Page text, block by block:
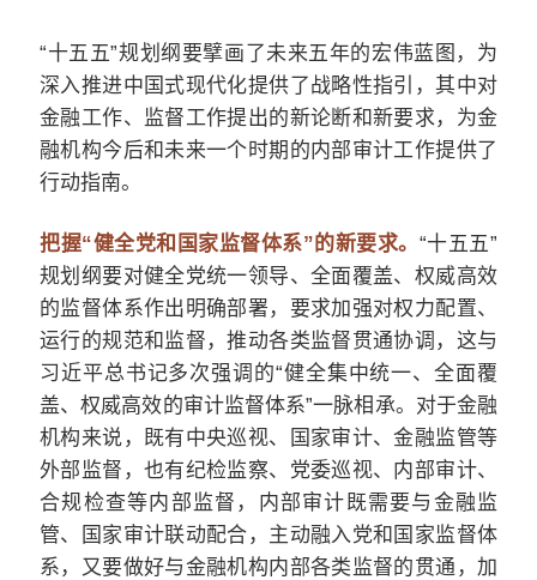
“十五五”规划纲要擘画了未来五年的宏伟蓝图，为
深入推进中国式现代化提供了战略性指引，其中对
金融工作、监督工作提出的新论断和新要求，为金
融机构今后和未来一个时期的内部审计工作提供了
行动指南。
把握“健全党和国家监督体系”的新要求。 “十五五”
规划纲要对健全党统一领导、全面覆盖、权威高效
的监督体系作出明确部署，要求加强对权力配置、
运行的规范和监督，推动各类监督贯通协调，这与
习近平总书记多次强调的“健全集中统一、全面覆
盖、权威高效的审计监督体系”一脉相承。对于金融
机构来说，既有中央巡视、国家审计、金融监管等
外部监督，也有纪检监察、党委巡视、内部审计、
合规检查等内部监督，内部审计既需要与金融监
管、国家审计联动配合，主动融入党和国家监督体
系，又要做好与金融机构内部各类监督的贯通，加